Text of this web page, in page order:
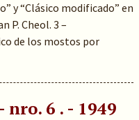
y “Clásico modificado” en
P. Cheol. 3 –
de los mostos por
6 . - 1949